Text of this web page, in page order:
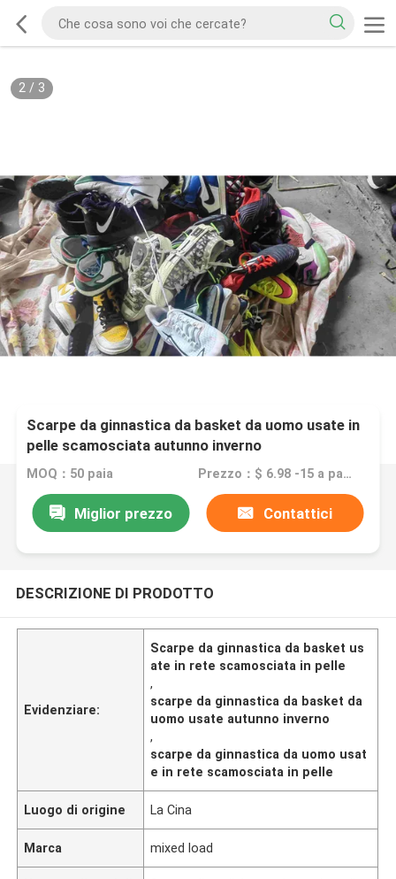
2/ 3
Scarpe da ginnastica da basket da uomo usate in
pelle scamosciata autunno inverno
MOQ：50 paia Prezzo：$ 6.98 -15 a pair.
Miglior prezzo Contattici
DESCRIZIONE DI PRODOTTO
Evidenziare:
Scarpe da ginnastica da basket us
ate in rete scamosciata in pelle
,
scarpe da ginnastica da basket da
uomo usate autunno inverno
,
scarpe da ginnastica da uomo usat
e in rete scamosciata in pelle
Luogo di origine La Cina
Marca mixed load